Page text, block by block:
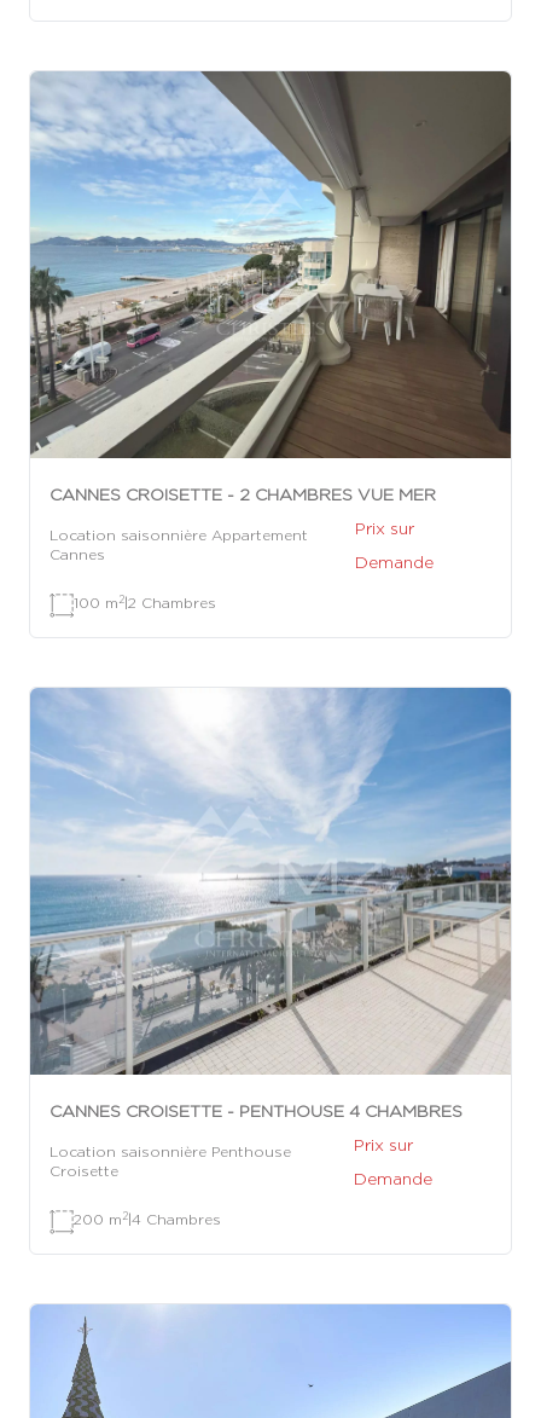
CANNES CROISETTE - 2 CHAMBRES VUE MER
Location saisonnière Appartement
Cannes
Prix sur
Demande
100 m 2|2 Chambres
CANNES CROISETTE - PENTHOUSE 4 CHAMBRES
Location saisonnière Penthouse
Croisette
Prix sur
Demande
200 m 2|4 Chambres